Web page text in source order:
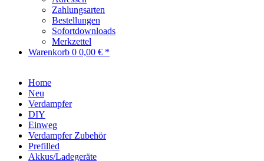
Zahlungsarten
Bestellungen
Sofortdownloads
Merkzettel
Warenkorb 0 0,00 € *
Home
Neu
Verdampfer
DIY
Einweg
Verdampfer Zubehör
Prefilled
Akkus/Ladegeräte